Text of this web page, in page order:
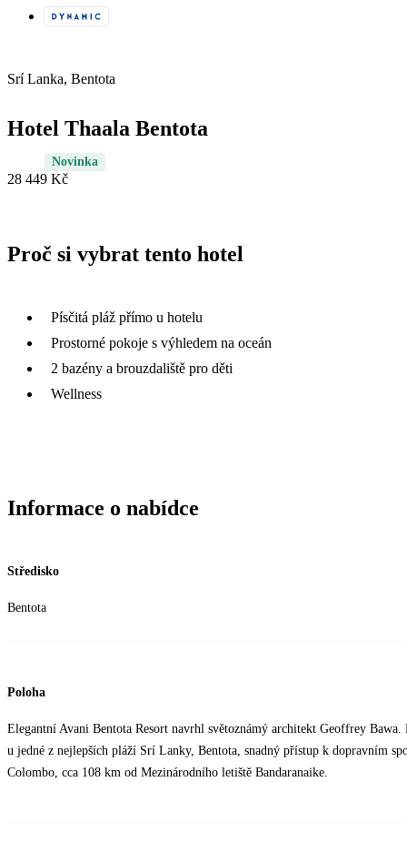
Srí Lanka, Bentota
Hotel Thaala Bentota
Novinka
28 449 Kč
Proč si vybrat tento hotel
Písčitá pláž přímo u hotelu
Prostorné pokoje s výhledem na oceán
2 bazény a brouzdaliště pro děti
Wellness
Informace o nabídce
Středisko
Bentota
Poloha
Elegantní Avani Bentota Resort navrhl světoznámý architekt Geoffrey
u jedné z nejlepších pláží Srí Lanky, Bentota, snadný přístup k dopravním
Colombo, cca 108 km od Mezinárodního letiště Bandaranaike.